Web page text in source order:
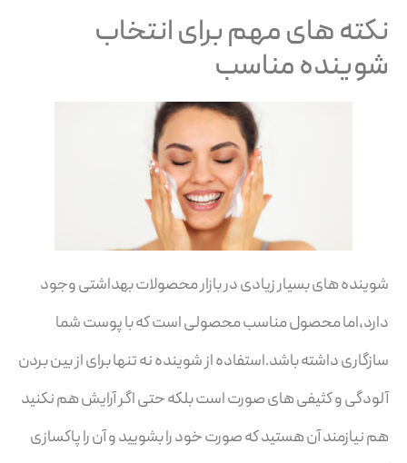
نکته های مهم برای انتخاب
شوینده مناسب
شوینده های بسیار زیادی در بازار محصولات بهداشتی وجود
دارد،اما محصول مناسب محصولی است که با پوست شما
سازگاری داشته باشد.استفاده از شوینده نه تنها برای از بین بردن
آلودگی و کثیفی های صورت است بلکه حتی اگر آرایش هم نکنید
هم نیازمند آن هستید که صورت خود را بشویید و آن را پاکسازی